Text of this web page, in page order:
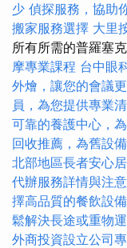
少 偵探服務，協助
搬家服務選擇 大里
所有所需的普羅塞
摩專業課程 台中眼
外燴，讓您的會議
員，為您提供專業
可靠的養護中心，
回收推薦，為舊設
北部地區長者安心
代辦服務詳情與注
擇高品質的餐飲設
鬆解決長途或重物
外商投資設立公司